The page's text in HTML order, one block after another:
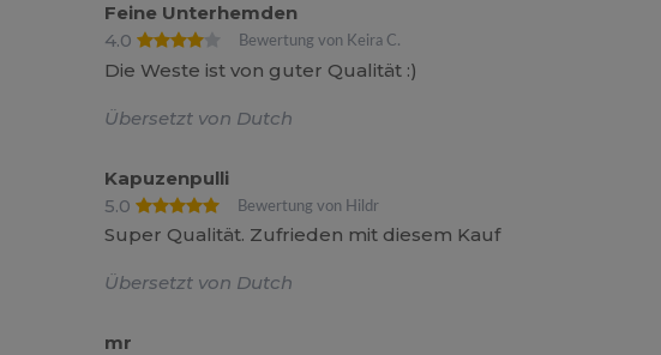
Feine Unterhemden
4.0
Bewertung von Keira C.
Die Weste ist von guter Qualität :)
Übersetzt von Dutch
Kapuzenpulli
5.0
Bewertung von Hildr
Super Qualität. Zufrieden mit diesem Kauf
Übersetzt von Dutch
mr